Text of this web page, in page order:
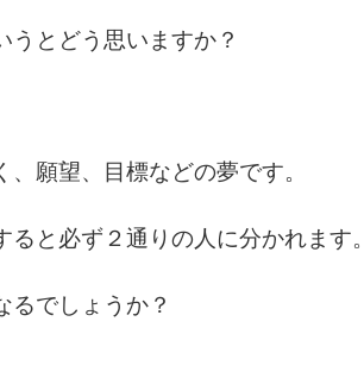
うとどう思いますか？
願望、目標などの夢です。
ると必ず２通りの人に分かれます。
るでしょうか？